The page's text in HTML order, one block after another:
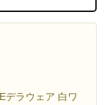
デラウェア 白ワ